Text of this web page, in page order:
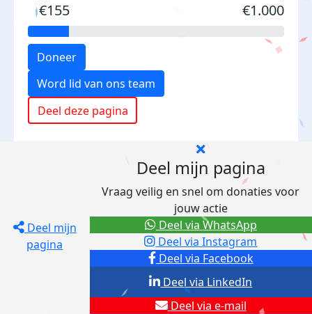
€155 €1.000
Doneer
Word lid van ons team
Deel deze pagina
Deel mijn
pagina
Deel mijn pagina
Vraag veilig en snel om donaties voor
jouw actie
Deel via Facebook
Deel via Instagram
Deel via e-mail
Deel via LinkedIn
Deel via WhatsApp